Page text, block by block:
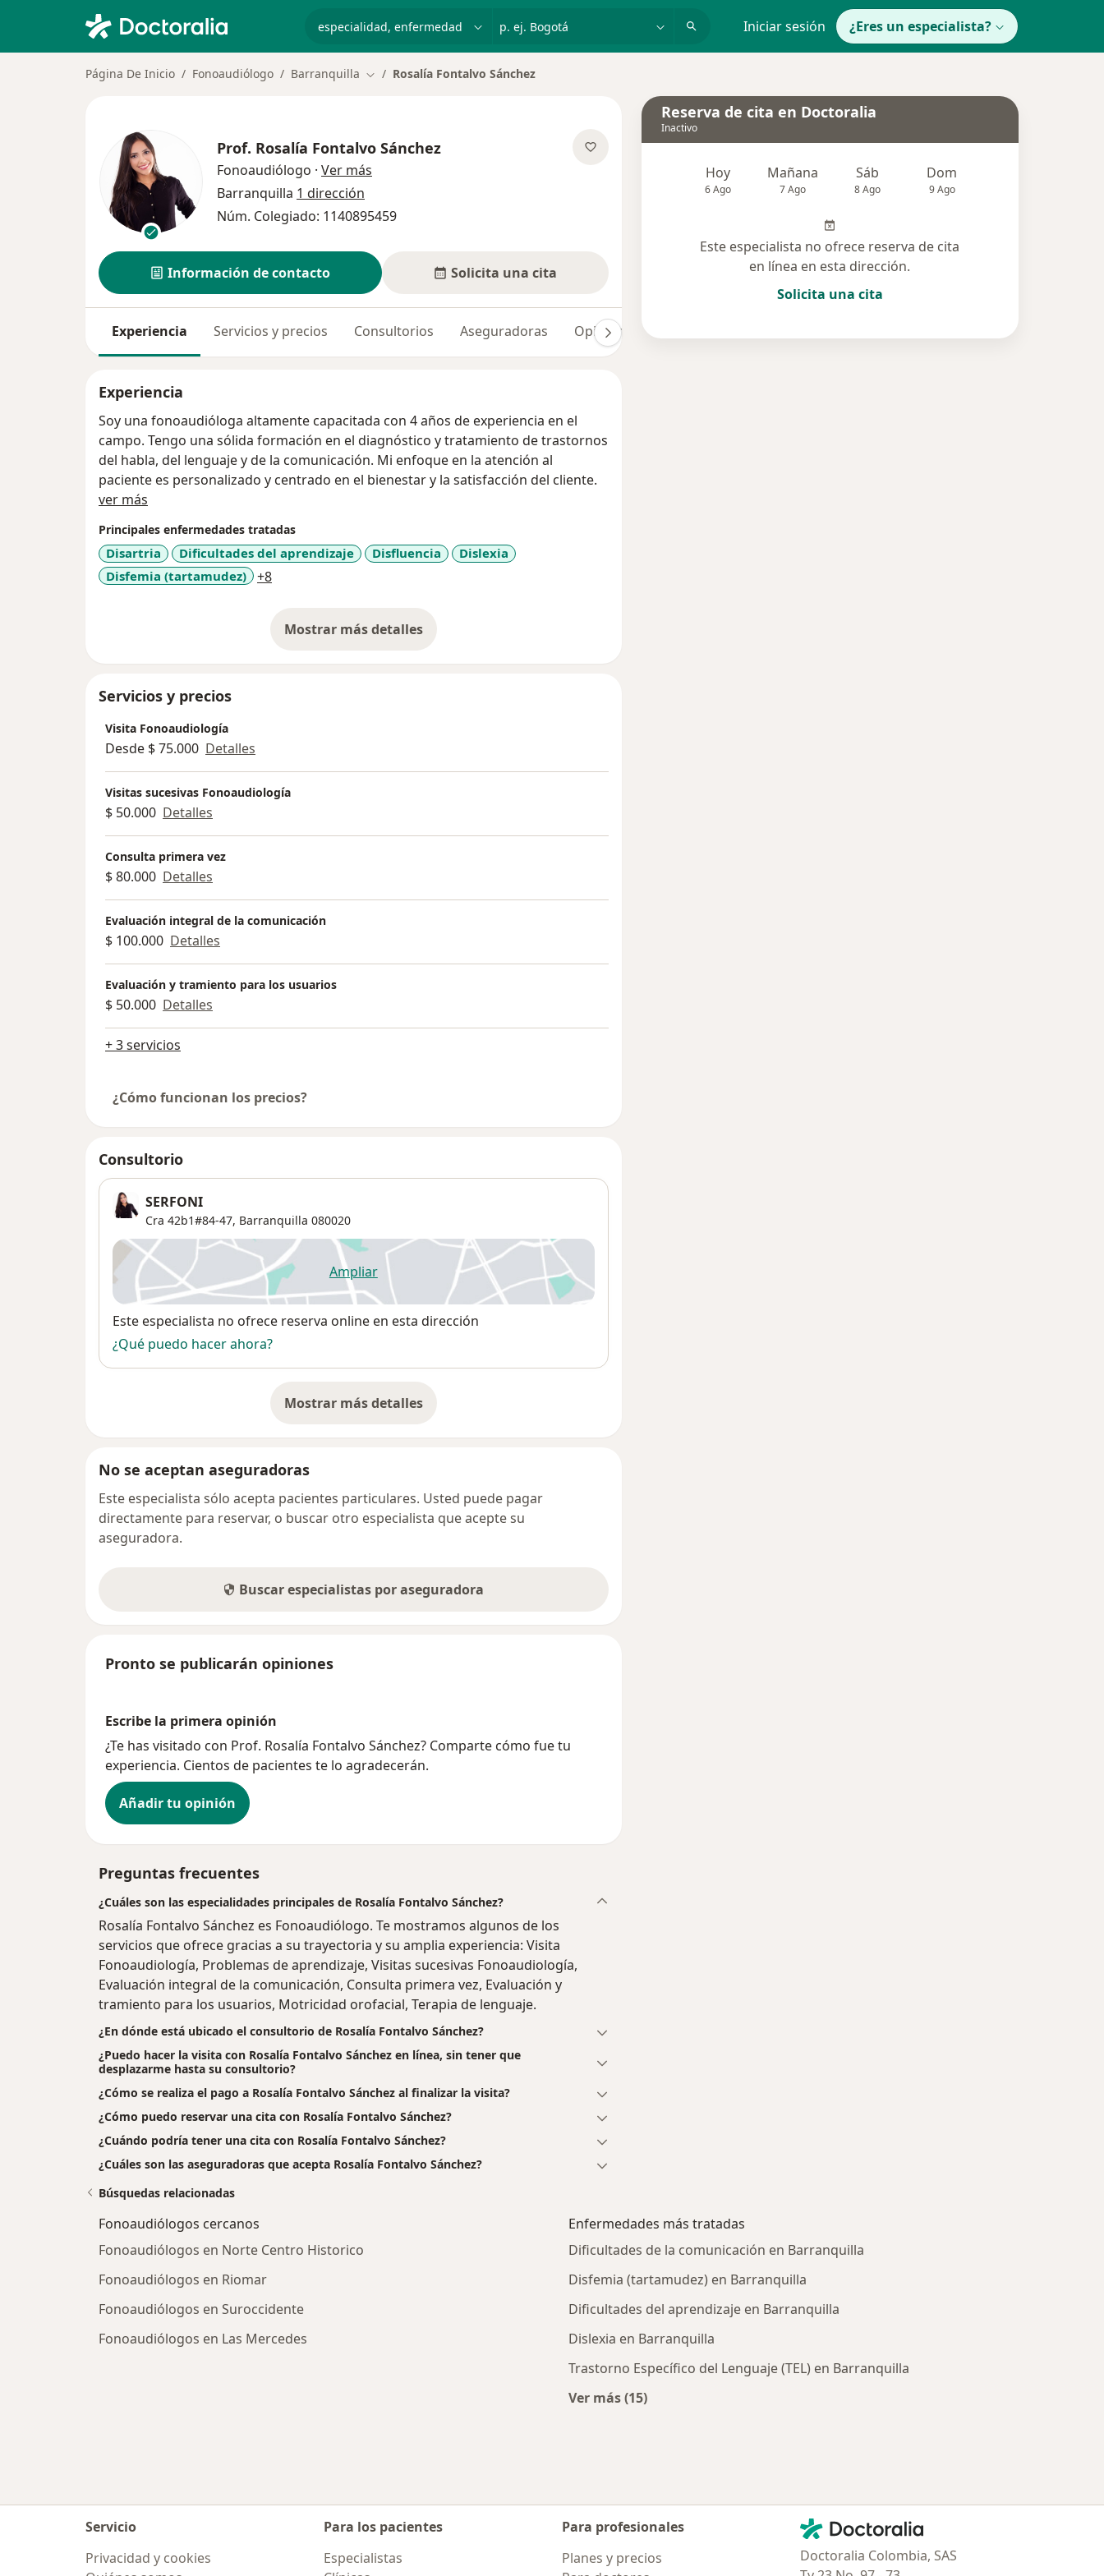
p. ej. Bogotá Iniciar sesión ¿Eres un especialista?
Página De Inicio Fonoaudiólogo Barranquilla Cambiar de ciudad
Rosalía Fontalvo Sánchez
Prof. Rosalía Fontalvo Sánchez
Fonoaudiólogo · Ver más
Barranquilla 1 dirección
Núm. Colegiado: 1140895459
Información de contacto Solicita una cita
Experiencia Servicios y precios Consultorios Aseguradoras Opiniones
Experiencia
Soy una fonoaudióloga altamente capacitada con 4 años de experiencia en el
campo. Tengo una sólida formación en el diagnóstico y tratamiento de trastornos
del habla, del lenguaje y de la comunicación. Mi enfoque en la atención al
paciente es personalizado y centrado en el bienestar y la satisfacción del cliente.
ver más
Principales enfermedades tratadas
Disartria Dificultades del aprendizaje Disfluencia
Dislexia
Disfemia (tartamudez)
+8a11y_sr_more_diseases
Mostrar más detalles
sobre la experiencia
Servicios y precios
Visita Fonoaudiología
Desde $ 75.000 Detalles
Visitas sucesivas Fonoaudiología
$ 50.000 Detalles
Consulta primera vez
$ 80.000 Detalles
Evaluación integral de la comunicación
$ 100.000 Detalles
Evaluación y tramiento para los usuarios
$ 50.000 Detalles
+ 3 servicios
¿Cómo funcionan los precios?
Consultorio
SERFONI
Cra 42b1#84-47, Barranquilla 080020
Ampliarse abre en una nueva pestaña
Disponibilidad
Este especialista no ofrece reserva online en esta dirección
¿Qué puedo hacer ahora?
Mostrar más detalles
sobre la dirección
No se aceptan aseguradoras
Este especialista sólo acepta pacientes particulares. Usted puede pagar
directamente para reservar, o buscar otro especialista que acepte su
aseguradora.
Buscar especialistas por aseguradora
Pronto se publicarán opiniones
Escribe la primera opinión
¿Te has visitado con Prof. Rosalía Fontalvo Sánchez? Comparte cómo fue tu
experiencia. Cientos de pacientes te lo agradecerán.
Añadir tu opinión
Preguntas frecuentes
¿Cuáles son las especialidades principales de Rosalía Fontalvo Sánchez?
Rosalía Fontalvo Sánchez es Fonoaudiólogo. Te mostramos algunos de los
servicios que ofrece gracias a su trayectoria y su amplia experiencia: Visita
Fonoaudiología, Problemas de aprendizaje, Visitas sucesivas Fonoaudiología,
Evaluación integral de la comunicación, Consulta primera vez, Evaluación y
tramiento para los usuarios, Motricidad orofacial, Terapia de lenguaje.
¿En dónde está ubicado el consultorio de Rosalía Fontalvo Sánchez?
¿Puedo hacer la visita con Rosalía Fontalvo Sánchez en línea, sin tener que
desplazarme hasta su consultorio?
¿Cómo se realiza el pago a Rosalía Fontalvo Sánchez al finalizar la visita?
¿Cómo puedo reservar una cita con Rosalía Fontalvo Sánchez?
¿Cuándo podría tener una cita con Rosalía Fontalvo Sánchez?
¿Cuáles son las aseguradoras que acepta Rosalía Fontalvo Sánchez?
Reserva de cita en Doctoralia
Inactivo
Hoy
6 Ago
Mañana
7 Ago
Sáb
8 Ago
Dom
9 Ago
Este especialista no ofrece reserva de cita
en línea en esta dirección.
Solicita una cita
Búsquedas relacionadas
Fonoaudiólogos cercanos
Fonoaudiólogos en Norte Centro Historico
Fonoaudiólogos en Riomar
Fonoaudiólogos en Suroccidente
Fonoaudiólogos en Las Mercedes
Enfermedades más tratadas
Dificultades de la comunicación en Barranquilla
Disfemia (tartamudez) en Barranquilla
Dificultades del aprendizaje en Barranquilla
Dislexia en Barranquilla
Trastorno Específico del Lenguaje (TEL) en Barranquilla
Ver más (15)
Servicio
Privacidad y cookies
Para los pacientes
Especialistas
Para profesionales
Planes y precios
Contacto
Doctoralia - Página de inicio
Doctoralia Colombia, SAS